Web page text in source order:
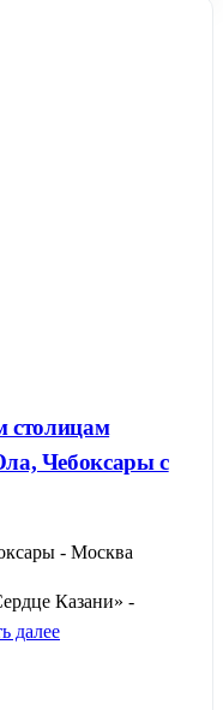
столицам
Чебоксары с
- Москва
Казани» -
далее